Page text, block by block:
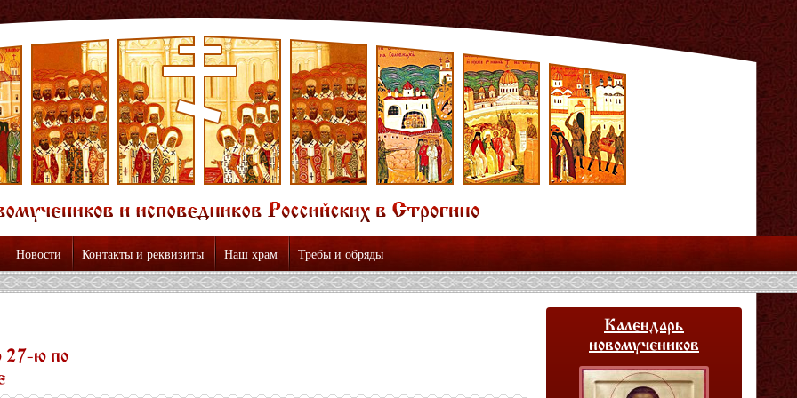
Новости Контакты и реквизиты Наш храм Требы и обряды
27-ю по
Календарь
новомучеников